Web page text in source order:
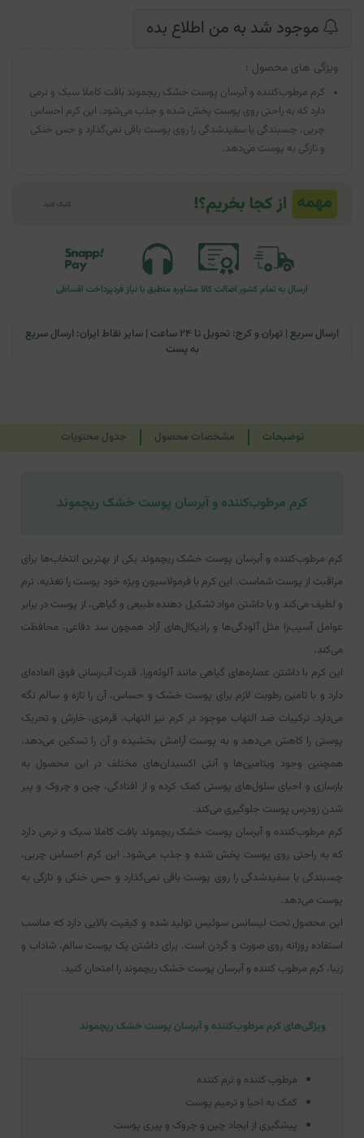
موجود شد به من اطلاع بده
ویژگی های محصول :
کرم مرطوب‌کننده و آبرسان پوست خشک ریچموند بافت کاملا سبک و نرمی
دارد که به راحتی روی پوست پخش شده و جذب می‌شود. این کرم احساس
چربی، چسبندگی یا سفیدشدگی را روی پوست باقی نمی‌گذارد و حس خنکی
و تازگی به پوست می‌دهد.
ارسال به تمام کشوراصالت کالا مشاوره منطبق با نیاز فردپرداخت اقساطی
ارسال سریع | تهران و کرج: تحویل تا ۲۴ ساعت | سایر نقاط ایران: ارسال سریع
به پست
توضیحات مشخصات محصول جدول محتویات
کرم مرطوب‌کننده و آبرسان پوست خشک ریچموند
کرم مرطوب‌کننده و آبرسان پوست خشک ریچموند یکی از بهترین انتخاب‌ها برای
مراقبت از پوست شماست. این کرم با فرمولاسیون ویژه خود پوست را تغذیه، نرم
و لطیف می‌کند و با داشتن مواد تشکیل دهنده طبیعی و گیاهی، از پوست در برابر
عوامل آسیب‌زا مثل آلودگی‌ها و رادیکال‌های آزاد همچون سد دفاعی، محافظت
می‌کند.
این کرم با داشتن عصاره‌های گیاهی مانند آلوئه‌ورا، قدرت آب‌رسانی فوق العاده‌ای
دارد و با تامین رطوبت لازم برای پوست خشک و حساس، آن را تازه و سالم نگه‌
می‌دارد. ترکیبات ضد التهاب موجود در کرم نیز التهاب، قرمزی، خارش و تحریک
پوستی را کاهش‌ می‌دهد و به پوست آرامش بخشیده و آن را تسکین‌ می‌دهد.
همچنین وجود ویتامین‌ها و آنتی اکسیدان‌های مختلف در این محصول به
بازسازی و احیای سلول‌های پوستی کمک کرده و از افتادگی، چین و چروک و پیر
شدن زودرس پوست جلوگیری‌ می‌کند.
کرم مرطوب‌کننده و آبرسان پوست خشک ریچموند بافت کاملا سبک و نرمی دارد
که به راحتی روی پوست پخش شده و جذب می‌شود. این کرم احساس چربی،
چسبندگی یا سفیدشدگی را روی پوست باقی نمی‌گذارد و حس خنکی و تازگی به
پوست می‌دهد.
این محصول تحت لیسانس سوئیس تولید شده و کیفیت بالایی دارد که مناسب
استفاده روزانه روی صورت و گردن است. برای داشتن یک پوست سالم، شاداب و
زیبا، کرم مرطوب کننده و آبرسان پوست خشک ریچموند را امتحان کنید.
ویژگی‌های کرم مرطوب‌کننده و آبرسان پوست خشک ریچموند
مرطوب کننده‌ و نرم‌ کننده
کمک به احیا و ترمیم پوست
پیشگیری از ایجاد چین و چروک و پیری پوست